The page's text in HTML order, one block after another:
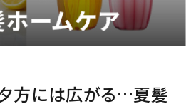
夕方には広がる…夏髪